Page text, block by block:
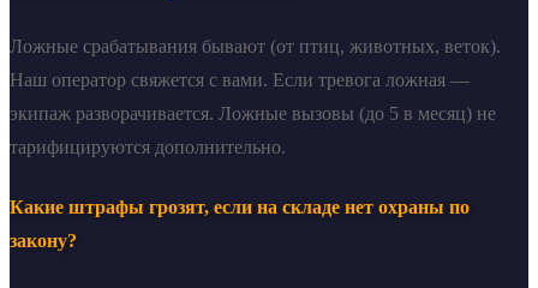
Ложные срабатывания бывают (от птиц, животных, веток).
Наш оператор свяжется с вами. Если тревога ложная —
экипаж разворачивается. Ложные вызовы (до 5 в месяц) не
тарифицируются дополнительно.
Какие штрафы грозят, если на складе нет охраны по
закону?